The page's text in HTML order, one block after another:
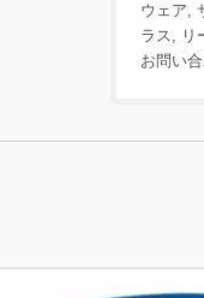
ウェア,
ラス, リ
お問い